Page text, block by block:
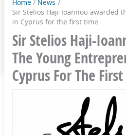
Home
News
Sir Stelios Haji-Ioannou awarded
in Cyprus for the first time
Sir Stelios Haji-
The Young
Cyprus For The